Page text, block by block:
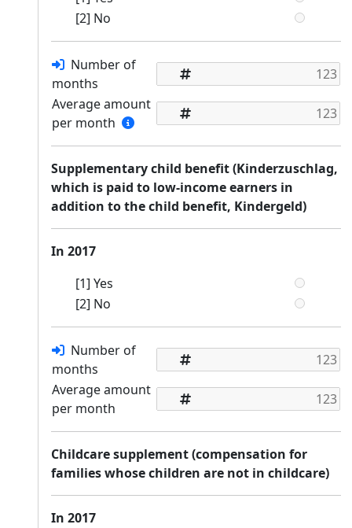
[2] No
Number of
months
Average amount
per month
Supplementary child benefit (Kinderzuschlag,
which is paid to low-income earners in
addition to the child benefit, Kindergeld)
In 2017
[1] Yes
[2] No
Number of
months
Average amount
per month
Childcare supplement (compensation for
families whose children are not in childcare)
In 2017